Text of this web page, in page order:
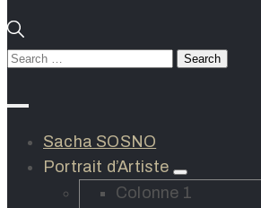
Sacha SOSNO
Portrait d’Artiste
Colonne 1